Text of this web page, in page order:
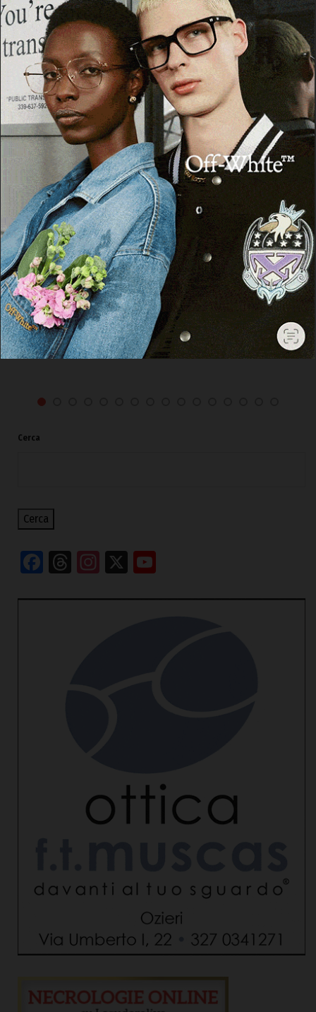
POTREBBE PIACERTI ANCHE
OZIERI
Neurologia di Ozieri, Fp Cgil risponde all’Asl:
«Bene conferma reparto, ma sia garantita
la piena operatività»
7 Agosto 2026, 15:50
Cerca
Cerca
Facebook
Threads
Instagram
X